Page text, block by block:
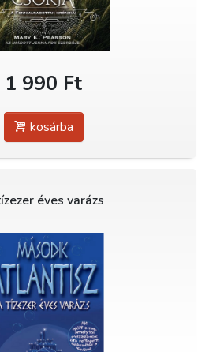
1 990 Ft
kosárba
éves varázs